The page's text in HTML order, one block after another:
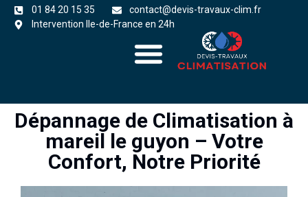
01 84 20 15 35
contact@devis-travaux-clim.fr
Intervention Ile-de-France en 24h
Dépannage de Climatisation à
mareil le guyon – Votre
Confort, Notre Priorité